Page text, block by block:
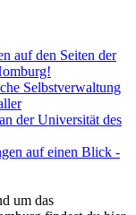
auf den Seiten der
Selbstverwaltung
der Universität des
auf einen Blick -
um das